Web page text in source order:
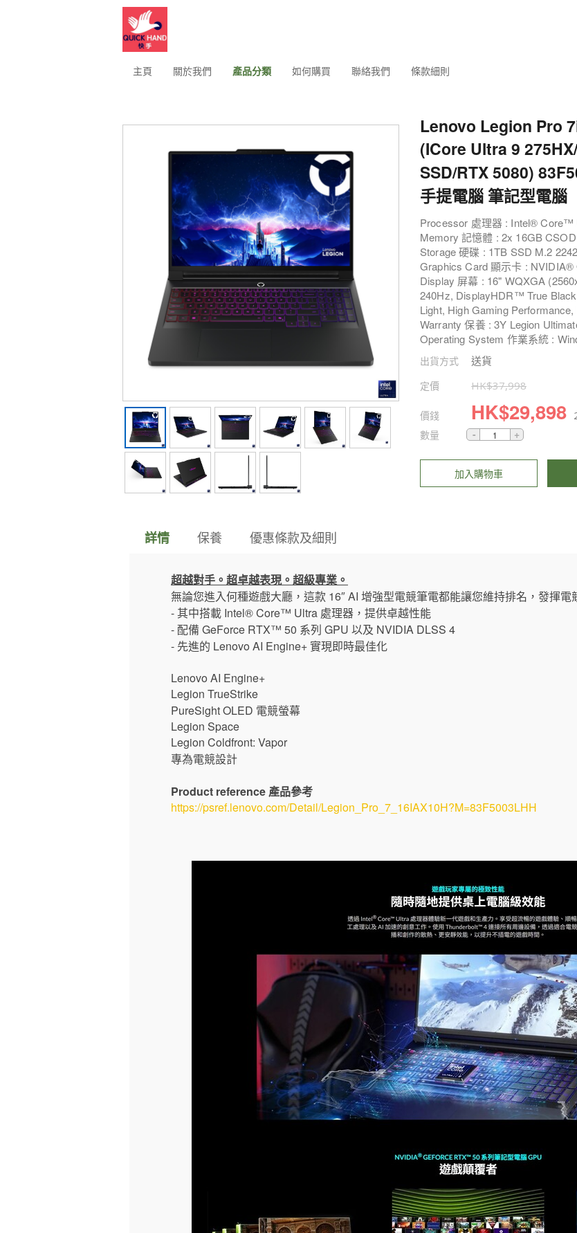
主頁 關於我們 產品分類 如何購買 聯絡我們 條款細則
Lenovo Legion Pro
(ICore Ultra 9
SSD/RTX 5080)
手提電腦 筆記型電腦
Processor 處理器 : Intel® Core™
Memory 記憶體 : 2x 16GB
Storage 硬碟 : 1TB SSD M.2
Graphics Card 顯示卡 :
Display 屏幕 : 16" WQXGA
240Hz, DisplayHDR™ True
Light, High Gaming
Warranty 保養 : 3Y Legion
Operating System 作業系統 :
出貨方式 送貨
定價 HK$37,998
價錢 HK$29,898
數量
加入購物車
詳情 保養 優惠條款及細則
超越對手。超卓越表現。超級專業。
無論您進入何種遊戲大廳，這款 16″ AI 增強型電競筆電都能讓您維持排名，發揮電
- 其中搭載 Intel® Core™ Ultra 處理器，提供卓越性能
- 配備 GeForce RTX™ 50 系列 GPU 以及 NVIDIA DLSS 4
- 先進的 Lenovo AI Engine+ 實現即時最佳化
Lenovo AI Engine+
Legion TrueStrike
PureSight OLED 電競螢幕
Legion Space
Legion Coldfront: Vapor
專為電競設計
Product reference 產品參考
https://psref.lenovo.com/Detail/Legion_Pro_7_16IAX10H?M=83F5003LHH